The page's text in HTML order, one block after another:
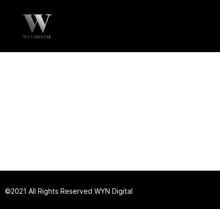
©2021 All Rights Reserved WYN Digital